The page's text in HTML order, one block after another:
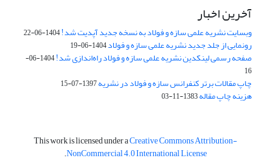
آخرین اخبار
وبسایت نشریه علمی سازه و فولاد به نسخه جدید آپدیت شد!1404-06-22
رونمایی از جلد جدید نشریه علمی سازه و فولاد1404-06-19
صفحه رسمی لینکدین نشریه علمی سازه و فولاد راه‌اندازی شد!
1404-06-
16
چاپ مقالات برتر کنفرانس سازه و فولاد در نشریه1397-07-15
هزینه چاپ مقاله1383-11-03
This work is licensed under aCreative Commons Attribution-
NonCommercial 4.0 International License
.